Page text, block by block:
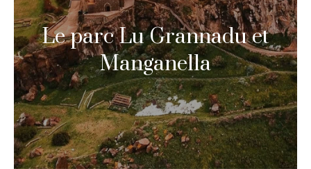
Le parc Lu Grannadu et
Manganella